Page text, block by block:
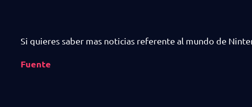
Si quieres saber mas noticias referente al mundo de
Fuente